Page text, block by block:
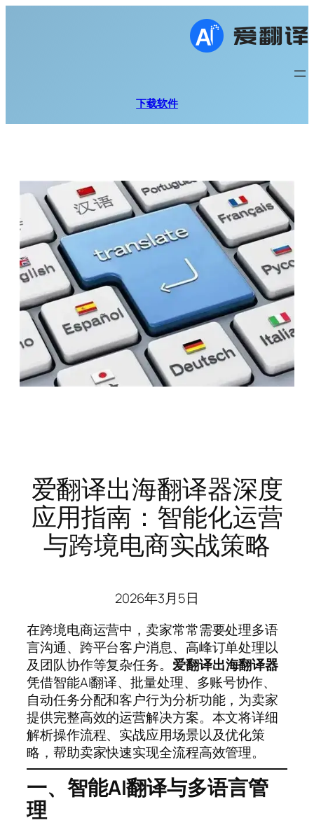
下载软件
爱翻译出海翻译器深度
应用指南：智能化运营
与跨境电商实战策略
2026年3月5日
在跨境电商运营中，卖家常常需要处理多语
言沟通、跨平台客户消息、高峰订单处理以
及团队协作等复杂任务。 爱翻译出海翻译器
凭借智能AI翻译、批量处理、多账号协作、
自动任务分配和客户行为分析功能，为卖家
提供完整高效的运营解决方案。本文将详细
解析操作流程、实战应用场景以及优化策
略，帮助卖家快速实现全流程高效管理。
一、智能AI翻译与多语言管
理